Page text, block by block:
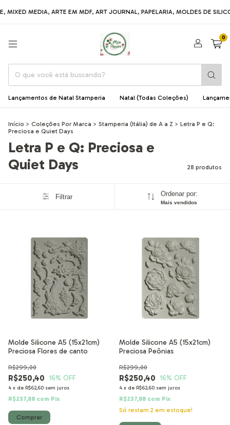
ARTE EM MDF, ART JOURNAL, PAPELARIA, MOLDES DE SILICONE,
0
Lançamentos de Natal Stamperia Natal (Todas Coleções)
Início > Coleções Por Marca > Stamperia (Itália) de A a Z > Letra P e Q:
Preciosa e Quiet Days
Letra P e Q: Preciosa e
Quiet Days
28 produtos
Filtrar Ordenar por:
Mais vendidos
Molde Silicone A5 (15x21cm)
Preciosa Flores de canto
R$250,40
R$299,00
16% OFF
4 x de R$62,60 sem juros
R$237,88 com Pix
Molde Silicone A5 (15x21cm)
Preciosa Peônias
R$250,40
R$299,00
16% OFF
4 x de R$62,60 sem juros
R$237,88 com Pix
Só restam 2 em estoque!